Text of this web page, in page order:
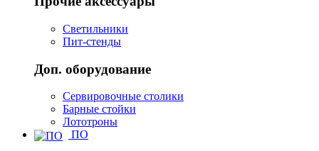
Светильники
Пит-стенды
Доп. оборудование
Сервировочные столики
Барные стойки
Лототроны
ПО